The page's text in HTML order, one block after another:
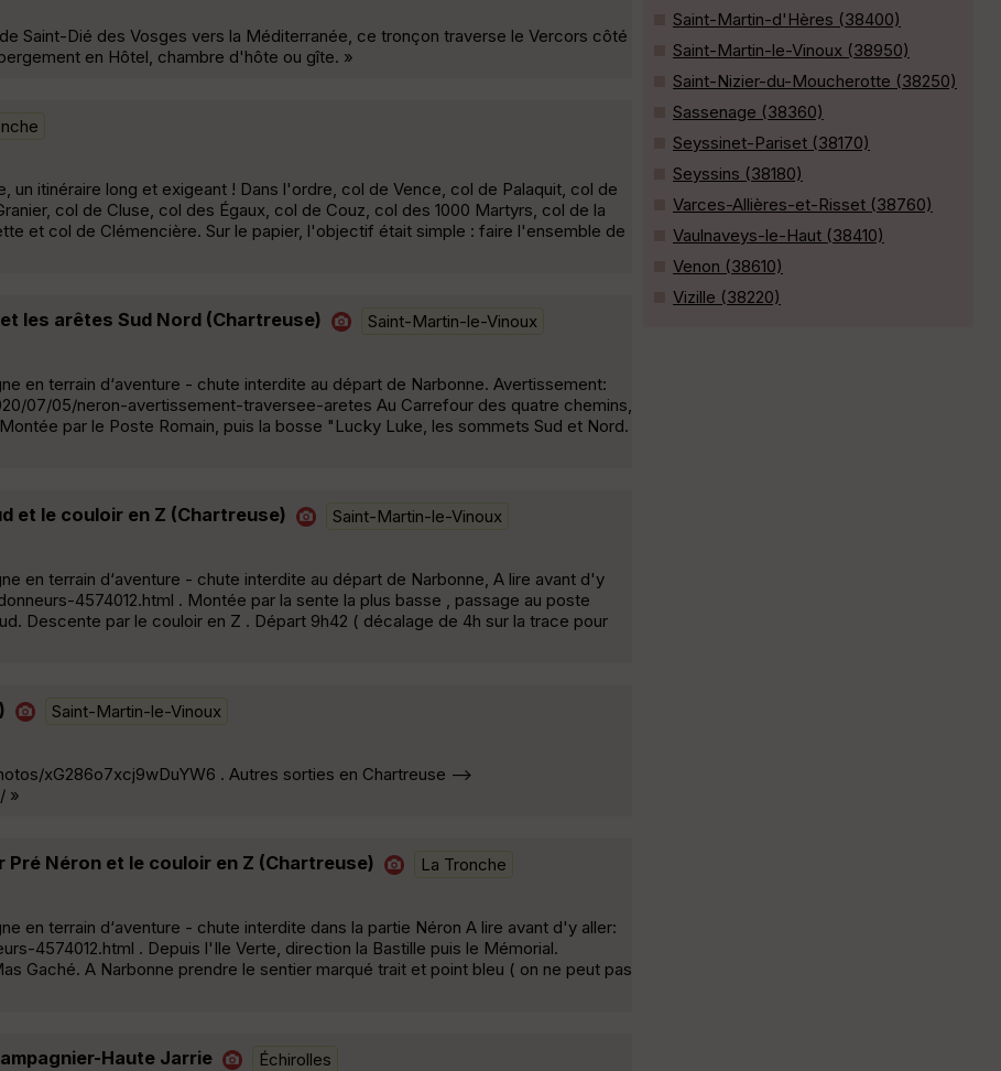
Saint-Dié des Vosges vers la Méditerranée, ce tronçon traverse le Vercors côté
en Hôtel, chambre d'hôte ou gîte. »
un itinéraire long et exigeant ! Dans l'ordre, col de Vence, col de Palaquit, col de
col de Cluse, col des Égaux, col de Couz, col des 1000 Martyrs, col de la
et col de Clémencière. Sur le papier, l'objectif était simple : faire l'ensemble de
les arêtes Sud Nord (Chartreuse) Saint-Martin-le-Vinoux
en terrain d‘aventure - chute interdite au départ de Narbonne. Avertissement:
07/05/neron-avertissement-traversee-aretes Au Carrefour des quatre chemins,
par le Poste Romain, puis la bosse "Lucky Luke, les sommets Sud et Nord.
et le couloir en Z (Chartreuse) Saint-Martin-le-Vinoux
en terrain d‘aventure - chute interdite au départ de Narbonne, A lire avant d'y
4574012.html . Montée par la sente la plus basse , passage au poste
Descente par le couloir en Z . Départ 9h42 ( décalage de 4h sur la trace pour
Saint-Martin-le-Vinoux
xG286o7xcj9wDuYW6 . Autres sorties en Chartreuse -->
»
Pré Néron et le couloir en Z (Chartreuse) La Tronche
en terrain d‘aventure - chute interdite dans la partie Néron A lire avant d'y aller:
4574012.html . Depuis l'Ile Verte, direction la Bastille puis le Mémorial.
Gaché. A Narbonne prendre le sentier marqué trait et point bleu ( on ne peut pas
Haute Jarrie Échirolles
Saint-Martin-d'Hères (38400)
Saint-Martin-le-Vinoux (38950)
Saint-Nizier-du-Moucherotte (38250)
Sassenage (38360)
Seyssinet-Pariset (38170)
Seyssins (38180)
Varces-Allières-et-Risset (38760)
Vaulnaveys-le-Haut (38410)
Venon (38610)
Vizille (38220)